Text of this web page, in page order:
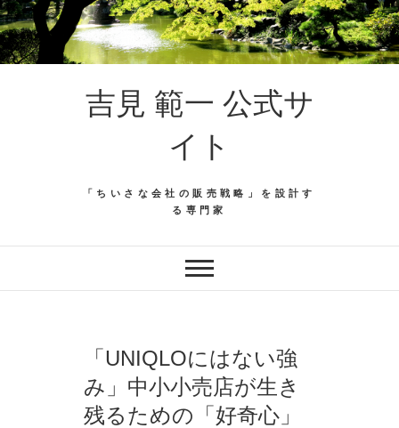
吉見 範一 公式サ
イト
「ちいさな会社の販売戦略」を設計す
る専門家
「UNIQLOにはない強
み」中小小売店が生き
残るための「好奇心」